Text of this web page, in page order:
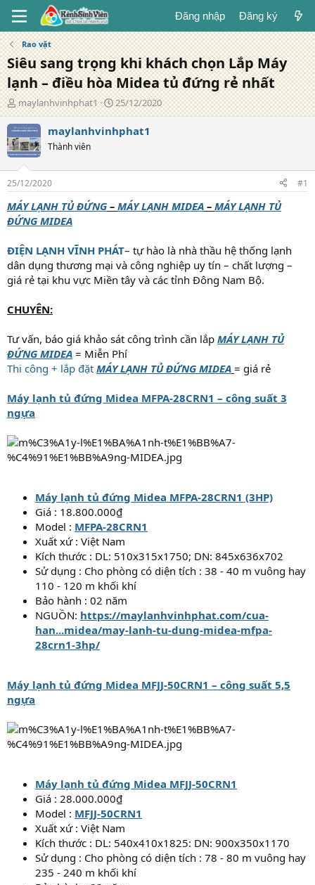
Đăng nhập Đăng ký
Rao vặt
Siêu sang trọng khi khách chọn Lắp Máy
lạnh – điều hòa Midea tủ đứng rẻ nhất
T
á
c
g
i
ả
maylanhvinhphat1
N
g
à
g
25/12/2020
maylanhvinhphat1
Thành viên
25/12/2020 #1
MÁY LẠNH TỦ ĐỨNG – MÁY LẠNH MIDEA – MÁY LẠNH TỦ
ĐỨNG MIDEA
ĐIỆN LẠNH VĨNH PHÁT– tự hào là nhà thầu hệ thống lạnh
dân dụng thương mại và công nghiệp uy tín – chất lượng –
giá rẻ tại khu vực Miền tây và các tỉnh Đông Nam Bộ.
CHUYÊN:
Tư vấn, báo giá khảo sát công trình cần lắp MÁY LẠNH TỦ
ĐỨNG MIDEA = Miễn Phí
Thi công + lắp đặt MÁY LẠNH TỦ ĐỨNG MIDEA = giá rẻ
Máy lạnh tủ đứng Midea MFPA-28CRN1 – công suất 3
ngựa
Máy lạnh tủ đứng Midea MFPA-28CRN1 (3HP)
Giá : 18.800.000₫
Model : MFPA-28CRN1
Xuất xứ : Việt Nam
Kích thước : DL: 510x315x1750; DN: 845x636x702
Sử dụng : Cho phòng có diện tích : 38 - 40 m vuông hay
110 - 120 m khối khí
Bảo hành : 02 năm
NGUỒN: https://maylanhvinhphat.com/cua-
han...midea/may-lanh-tu-dung-midea-mfpa-
28crn1-3hp/
Máy lạnh tủ đứng Midea MFJJ-50CRN1 – công suất 5,5
ngựa
Máy lạnh tủ đứng Midea MFJJ-50CRN1
Giá : 28.000.000₫
Model : MFJJ-50CRN1
Xuất xứ : Việt Nam
Kích thước : DL: 540x410x1825: DN: 900x350x1170
Sử dụng : Cho phòng có diện tích : 78 - 80 m vuông hay
235 - 240 m khối khí